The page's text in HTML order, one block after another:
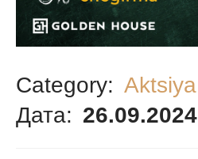
Category: Aktsiya
Дата: 26.09.2024